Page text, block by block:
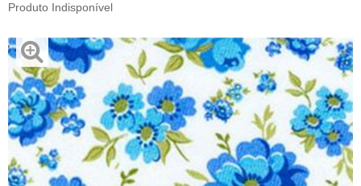
Produto Indisponível